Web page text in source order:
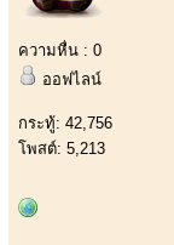
ความหื่น : 0
ออฟไลน์
กระทู้: 42,756
โพสต์: 5,213